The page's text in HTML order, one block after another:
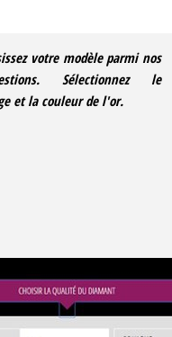
votre modèle parmi nos
Sélectionnez le
et la couleur de l'or.